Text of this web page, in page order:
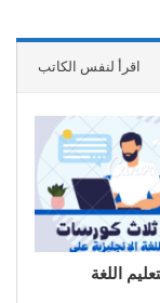
اقرأ لنفس الكاتب
اللغة